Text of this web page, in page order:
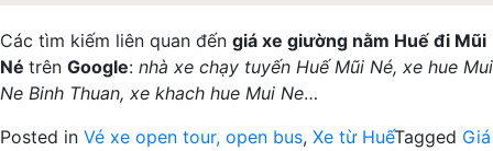
Các tìm kiếm liên quan đến giá xe giường nằm Huế đi Mũi
Né trên Google: nhà xe chạy tuyến Huế Mũi Né, xe hue Mui
Ne Binh Thuan, xe khach hue Mui Ne…
Posted in Vé xe open tour, open bus, Xe từ HuếTagged Giá